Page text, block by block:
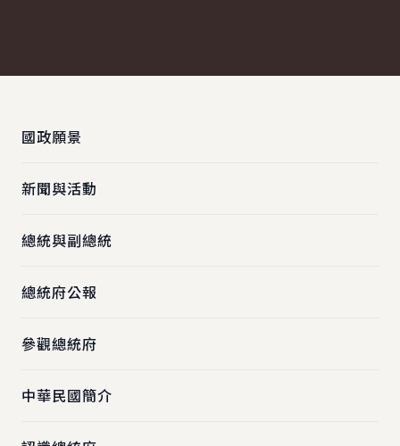
國政願景
新聞與活動
總統與副總統
總統府公報
參觀總統府
中華民國簡介